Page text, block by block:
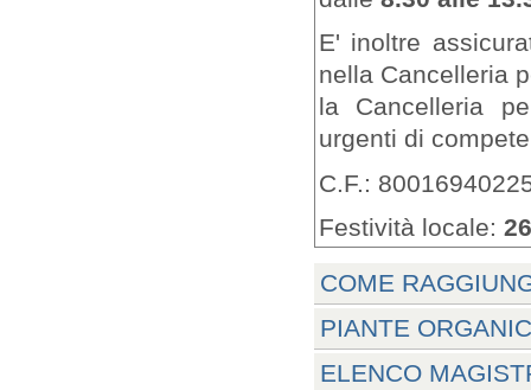
E' inoltre
nella Cancelleria
la Cancelleria
urgenti di
C.F.:
Festività locale:
COME
PIANTE
ELENCO